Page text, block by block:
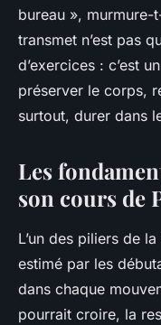
bureau », murmure-
transmet n’est pas
d’exercices : c’est
préserver le corps,
surtout, durer dans
Les
son cours de
L’un des piliers de
estimé par les
dans chaque
pourrait croire, la